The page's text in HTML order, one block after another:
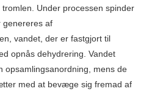
Under processen spinder
genereres af
vandet, der er fastgjort til
opnås dehydrering. Vandet
opsamlingsanordning, mens de
med at bevæge sig fremad af